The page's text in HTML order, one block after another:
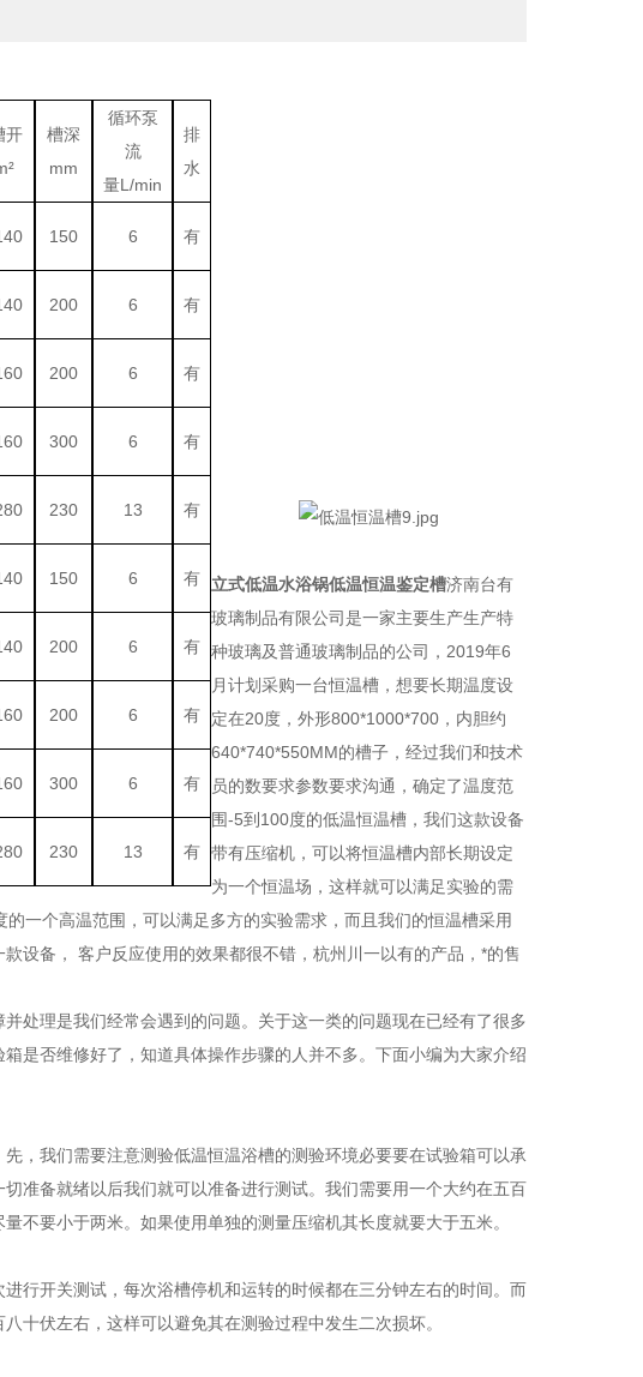
开
槽深
mm
循环泵
流
量L/min
排
水
150 6 有
200 6 有
200 6 有
300 6 有
230 13 有
150 6 有
200 6 有
200 6 有
300 6 有
230 13 有
立式低温水浴锅低温恒温鉴定槽济南台有
玻璃制品有限公司是一家主要生产生产特
种玻璃及普通玻璃制品的公司，2019年6
月计划采购一台恒温槽，想要长期温度设
定在20度，外形800*1000*700，内胆约
640*740*550MM的槽子，经过我们和技术
员的数要求参数要求沟通，确定了温度范
围-5到100度的低温恒温槽，我们这款设备
带有压缩机，可以将恒温槽内部长期设定
为一个恒温场，这样就可以满足实验的需
一个高温范围，可以满足多方的实验需求，而且我们的恒温槽采用
设备， 客户反应使用的效果都很不错，杭州川一以有的产品，*的售
处理是我们经常会遇到的问题。关于这一类的问题现在已经有了很多
是否维修好了，知道具体操作步骤的人并不多。下面小编为大家介绍
，我们需要注意测验低温恒温浴槽的测验环境必要要在试验箱可以承
准备就绪以后我们就可以准备进行测试。我们需要用一个大约在五百
不要小于两米。如果使用单独的测量压缩机其长度就要大于五米。
行开关测试，每次浴槽停机和运转的时候都在三分钟左右的时间。而
十伏左右，这样可以避免其在测验过程中发生二次损坏。